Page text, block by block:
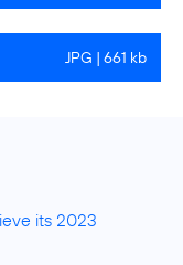
JPG | 661 kb
its 2023